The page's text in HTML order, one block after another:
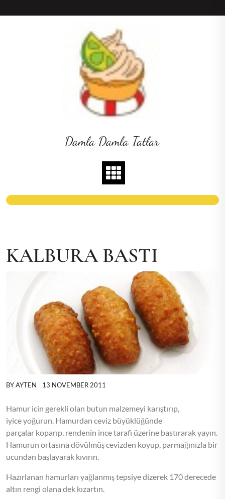
to
Damla Damla Tatlar
KALBURA BASTI
BYAYTEN 13 NOVEMBER 2011
Hamur icin gerekli olan butun malzemeyi karıştırıp,
iyice yoğurun. Hamurdan ceviz büyüklüğünde
parçalar koparıp, rendenin ince tarafi üzerine bastırarak yayın.
Hamurun ortasına dövülmüş cevizden koyup, parmağınızla bir
ucundan başlayarak kıvırın.
Hazırlanan hamurları yağlanmış tepsiye dizerek 170 derecede
altın rengi olana dek kızartın.